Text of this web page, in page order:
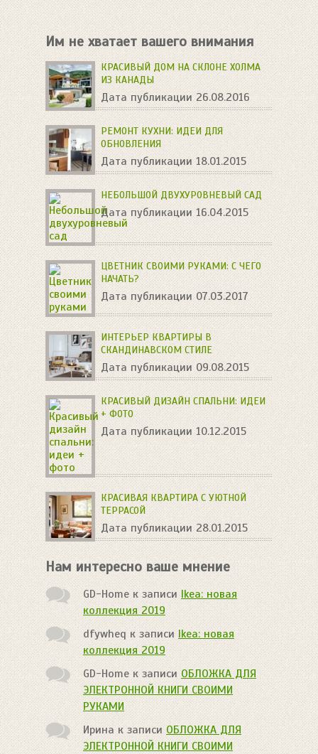
Им не хватает вашего внимания
КРАСИВЫЙ ДОМ НА СКЛОНЕ ХОЛМА
ИЗ КАНАДЫ
Дата публикации 26.08.2016
РЕМОНТ КУХНИ: ИДЕИ ДЛЯ
ОБНОВЛЕНИЯ
Дата публикации 18.01.2015
НЕБОЛЬШОЙ ДВУХУРОВНЕВЫЙ САД
Дата публикации 16.04.2015
ЦВЕТНИК СВОИМИ РУКАМИ: С ЧЕГО
НАЧАТЬ?
Дата публикации 07.03.2017
ИНТЕРЬЕР КВАРТИРЫ В
СКАНДИНАВСКОМ СТИЛЕ
Дата публикации 09.08.2015
КРАСИВЫЙ ДИЗАЙН СПАЛЬНИ: ИДЕИ
+ ФОТО
Дата публикации 10.12.2015
КРАСИВАЯ КВАРТИРА С УЮТНОЙ
ТЕРРАСОЙ
Дата публикации 28.01.2015
Нам интересно ваше мнение
GD-Homeк записиIkea: новая
коллекция 2019
dfywheq к записиIkea: новая
коллекция 2019
GD-Homeк записиОБЛОЖКА ДЛЯ
ЭЛЕКТРОННОЙ КНИГИ СВОИМИ
РУКАМИ
Ирина к записиОБЛОЖКА ДЛЯ
ЭЛЕКТРОННОЙ КНИГИ СВОИМИ